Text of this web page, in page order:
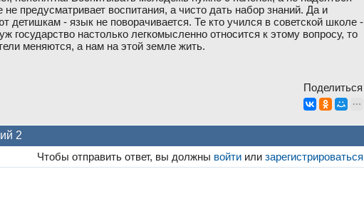
предусматривает воспитания, а чисто дать набор знаний. Да и
детишкам - язык не поворачивается. Те кто учился в советской школе -
государство настолько легкомысленно относится к этому вопросу, то
меняются, а нам на этой земле жить.
Поделиться
2
Чтобы отправить ответ, вы должны войти илизарегистрироваться